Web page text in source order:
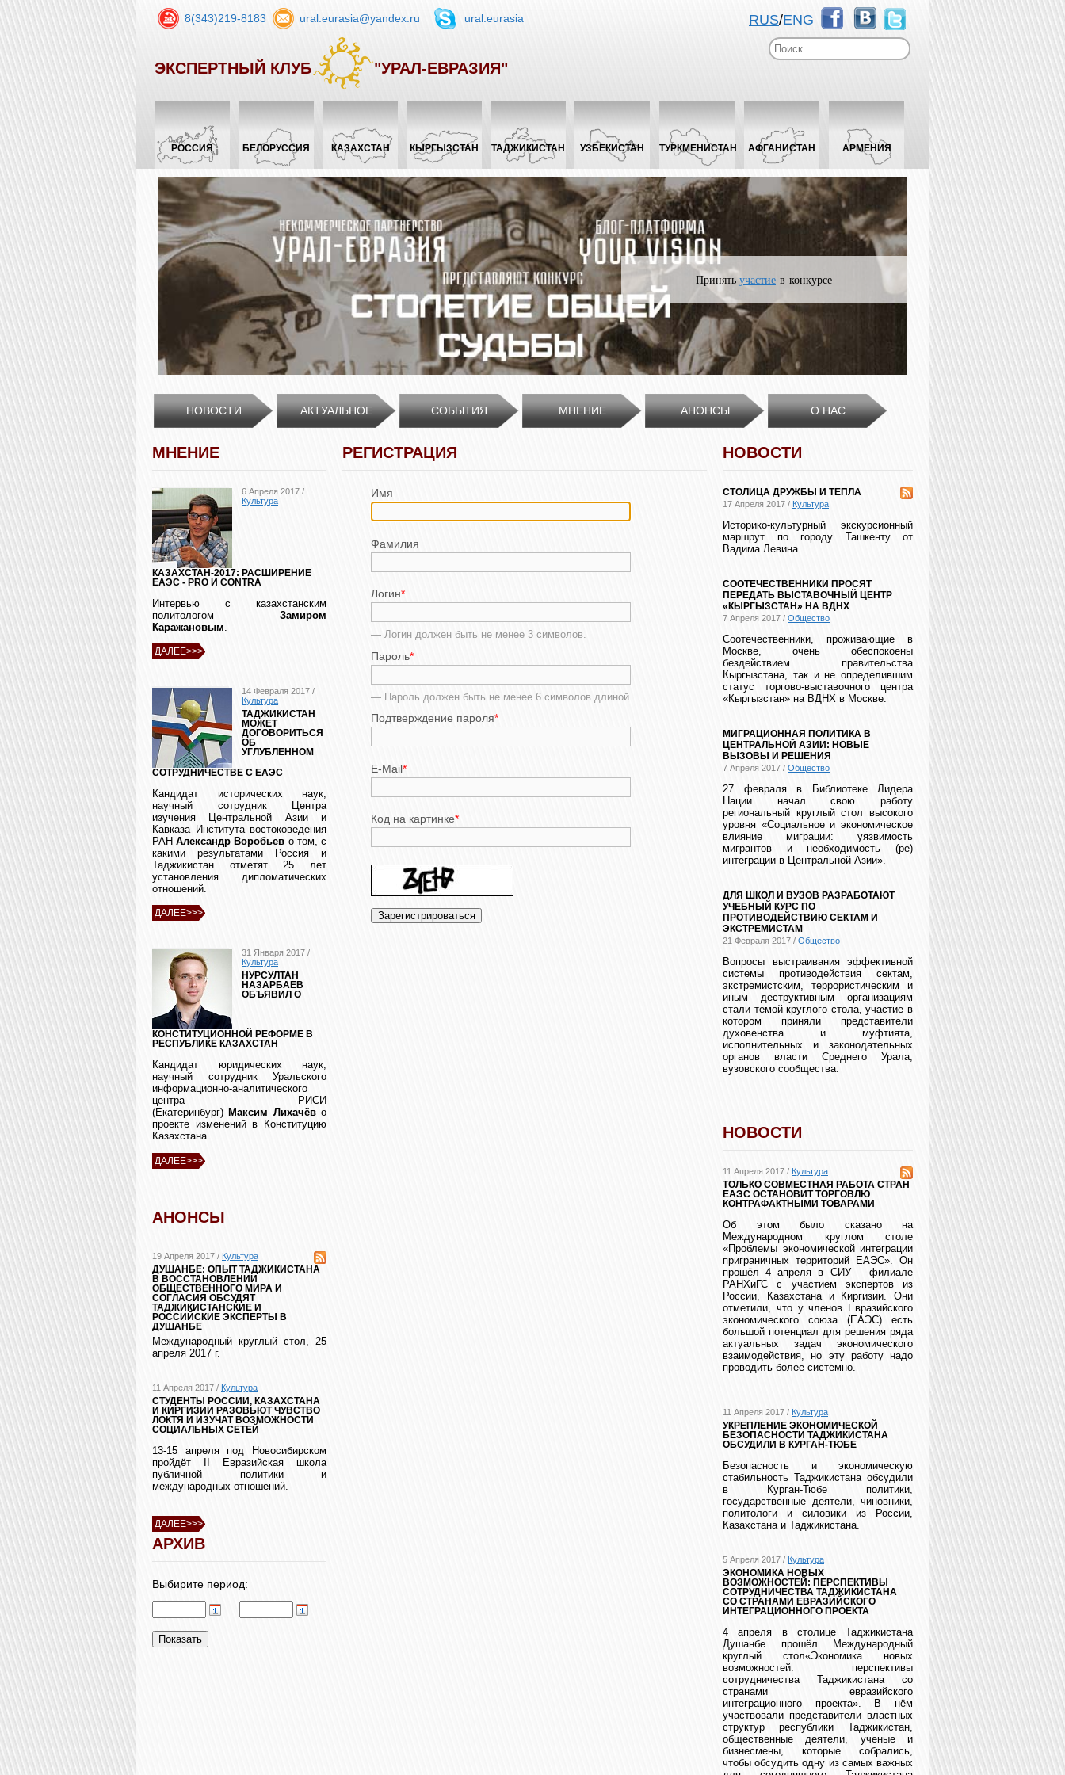
8(343)219-8183 ural.eurasia@yandex.ru ural.eurasia
ЭКСПЕРТНЫЙ КЛУБ "УРАЛ-ЕВРАЗИЯ"
RUS/ENG
РОССИЯ БЕЛОРУССИЯ КАЗАХСТАН КЫРГЫЗСТАН ТАДЖИКИСТАН УЗБЕКИСТАН ТУРКМЕНИСТАН АФГАНИСТАН АРМЕНИЯ
Принять участие в конкурсе
НОВОСТИ АКТУАЛЬНОЕ СОБЫТИЯ МНЕНИЕ АНОНСЫ О НАС
МНЕНИЕ
6 Апреля 2017 /
Культура
КАЗАХСТАН-2017: РАСШИРЕНИЕ
ЕАЭС - PRO И CONTRA
Интервью с казахстанским
политологом Замиром
Каражановым.
ДАЛЕЕ>>>
14 Февраля 2017 /
Культура
ТАДЖИКИСТАН
МОЖЕТ
ДОГОВОРИТЬСЯ
ОБ
УГЛУБЛЕННОМ
СОТРУДНИЧЕСТВЕ С ЕАЭС
Кандидат исторических наук,
научный сотрудник Центра
изучения Центральной Азии и
Кавказа Института востоковедения
РАНАлександр Воробьев о том, с
какими результатами Россия и
Таджикистан отметят 25 лет
установления дипломатических
отношений.
ДАЛЕЕ>>>
31 Января 2017 /
Культура
НУРСУЛТАН
НАЗАРБАЕВ
ОБЪЯВИЛ О
КОНСТИТУЦИОННОЙ РЕФОРМЕ В
РЕСПУБЛИКЕ КАЗАХСТАН
Кандидат юридических наук,
научный сотрудник Уральского
информационно-аналитического
центра РИСИ
(Екатеринбург) Максим Лихачёво
проекте изменений в Конституцию
Казахстана.
ДАЛЕЕ>>>
АНОНСЫ
19 Апреля 2017 / Культура
ДУШАНБЕ: ОПЫТ ТАДЖИКИСТАНА
В ВОССТАНОВЛЕНИИ
ОБЩЕСТВЕННОГО МИРА И
СОГЛАСИЯ ОБСУДЯТ
ТАДЖИКИСТАНСКИЕ И
РОССИЙСКИЕ ЭКСПЕРТЫ В
ДУШАНБЕ
Международный круглый стол, 25
апреля 2017 г.
11 Апреля 2017 / Культура
СТУДЕНТЫ РОССИИ, КАЗАХСТАНА
И КИРГИЗИИ РАЗОВЬЮТ ЧУВСТВО
ЛОКТЯ И ИЗУЧАТ ВОЗМОЖНОСТИ
СОЦИАЛЬНЫХ СЕТЕЙ
13-15 апреля под Новосибирском
пройдёт II Евразийская школа
публичной политики и
международных отношений.
ДАЛЕЕ>>>
АРХИВ
Выбирите период:
РЕГИСТРАЦИЯ
Имя
Фамилия
Логин*
— Логин должен быть не менее 3 символов.
Пароль*
— Пароль должен быть не менее 6 символов длиной.
Подтверждение пароля*
E-Mail*
Код на картинке*
НОВОСТИ
СТОЛИЦА ДРУЖБЫ И ТЕПЛА
17 Апреля 2017 / Культура
Историко-культурный экскурсионный
маршрут по городу Ташкенту от
Вадима Левина.
СООТЕЧЕСТВЕННИКИ ПРОСЯТ
ПЕРЕДАТЬ ВЫСТАВОЧНЫЙ ЦЕНТР
«КЫРГЫЗСТАН» НА ВДНХ
7 Апреля 2017 / Общество
Соотечественники, проживающие в
Москве, очень обеспокоены
бездействием правительства
Кыргызстана, так и не определившим
статус торгово-выставочного центра
«Кыргызстан» на ВДНХ в Москве.
МИГРАЦИОННАЯ ПОЛИТИКА В
ЦЕНТРАЛЬНОЙ АЗИИ: НОВЫЕ
ВЫЗОВЫ И РЕШЕНИЯ
7 Апреля 2017 / Общество
27 февраля в Библиотеке Лидера
Нации начал свою работу
региональный круглый стол высокого
уровня «Социальное и экономическое
влияние миграции: уязвимость
мигрантов и необходимость (ре)
интеграции в Центральной Азии».
ДЛЯ ШКОЛ И ВУЗОВ РАЗРАБОТАЮТ
УЧЕБНЫЙ КУРС ПО
ПРОТИВОДЕЙСТВИЮ СЕКТАМ И
ЭКСТРЕМИСТАМ
21 Февраля 2017 / Общество
Вопросы выстраивания эффективной
системы противодействия сектам,
экстремистским, террористическим и
иным деструктивным организациям
стали темой круглого стола, участие в
котором приняли представители
духовенства и муфтията,
исполнительных и законодательных
органов власти Среднего Урала,
вузовского сообщества.
НОВОСТИ
11 Апреля 2017 / Культура
ТОЛЬКО СОВМЕСТНАЯ РАБОТА СТРАН
ЕАЭС ОСТАНОВИТ ТОРГОВЛЮ
КОНТРАФАКТНЫМИ ТОВАРАМИ
Об этом было сказано на
Международном круглом столе
«Проблемы экономической интеграции
приграничных территорий ЕАЭС». Он
прошёл 4 апреля в СИУ – филиале
РАНХиГС с участием экспертов из
России, Казахстана и Киргизии. Они
отметили, что у членов Евразийского
экономического союза (ЕАЭС) есть
большой потенциал для решения ряда
актуальных задач экономического
взаимодействия, но эту работу надо
проводить более системно.
11 Апреля 2017 / Культура
УКРЕПЛЕНИЕ ЭКОНОМИЧЕСКОЙ
БЕЗОПАСНОСТИ ТАДЖИКИСТАНА
ОБСУДИЛИ В КУРГАН-ТЮБЕ
Безопасность и экономическую
стабильность Таджикистана обсудили
в Курган-Тюбе политики,
государственные деятели, чиновники,
политологи и силовики из России,
Казахстана и Таджикистана.
5 Апреля 2017 / Культура
ЭКОНОМИКА НОВЫХ
ВОЗМОЖНОСТЕЙ: ПЕРСПЕКТИВЫ
СОТРУДНИЧЕСТВА ТАДЖИКИСТАНА
СО СТРАНАМИ ЕВРАЗИЙСКОГО
ИНТЕГРАЦИОННОГО ПРОЕКТА
4 апреля в столице Таджикистана
Душанбе прошёл Международный
круглый стол«Экономика новых
возможностей: перспективы
сотрудничества Таджикистана со
странами евразийского
интеграционного проекта». В нём
участвовали представители властных
структур республики Таджикистан,
общественные деятели, ученые и
бизнесмены, которые собрались,
чтобы обсудить одну из самых важных